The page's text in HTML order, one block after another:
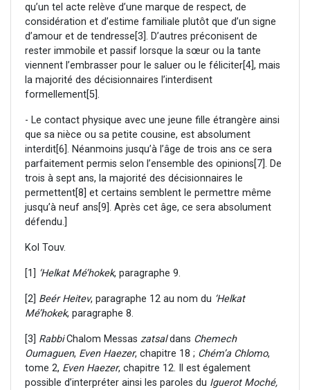
qu’un tel acte relève d’une marque de respect, de
considération et d’estime familiale plutôt que d’un signe
d’amour et de tendresse [3]. D’autres préconisent de
rester immobile et passif lorsque la sœur ou la tante
viennent l’embrasser pour le saluer ou le féliciter [4], mais
la majorité des décisionnaires l’interdisent
formellement [5].
- Le contact physique avec une jeune fille étrangère ainsi
que sa nièce ou sa petite cousine, est absolument
interdit [6]. Néanmoins jusqu’à l’âge de trois ans ce sera
parfaitement permis selon l’ensemble des opinions [7]. De
trois à sept ans, la majorité des décisionnaires le
permettent [8] et certains semblent le permettre même
jusqu’à neuf ans [9]. Après cet âge, ce sera absolument
défendu.]
Kol Touv.
[1] ‘Helkat Mé’hokek, paragraphe 9.
[2] Beér Heitev, paragraphe 12 au nom du ‘Helkat
Mé’hokek, paragraphe 8.
[3] RabbiChalom Messas zatsaldans Chemech
Oumaguen, Even Haezer, chapitre 18 ; Chém’a Chlomo,
tome 2, Even Haezer, chapitre 12. Il est également
possible d’interpréter ainsi les paroles du Iguerot Moché,